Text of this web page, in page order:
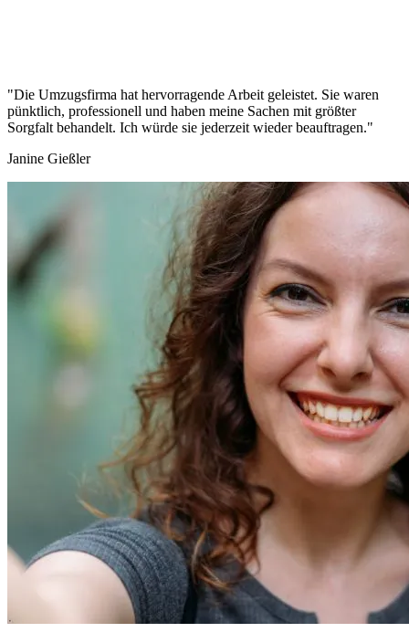
"Die Umzugsfirma hat hervorragende Arbeit geleistet. Sie waren
pünktlich, professionell und haben meine Sachen mit größter
Sorgfalt behandelt. Ich würde sie jederzeit wieder beauftragen."
Janine Gießler